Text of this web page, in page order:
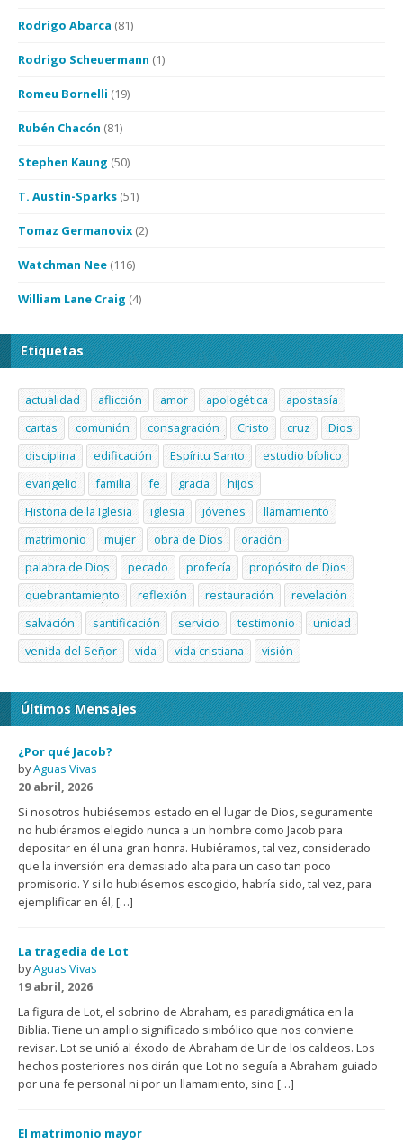
Rodrigo Abarca (81)
Rodrigo Scheuermann (1)
Romeu Bornelli (19)
Rubén Chacón (81)
Stephen Kaung (50)
T. Austin-Sparks (51)
Tomaz Germanovix (2)
Watchman Nee (116)
William Lane Craig (4)
Etiquetas
actualidad aflicción amor apologética
apostasía
cartas
comunión consagración Cristo cruz
Dios
disciplina
edificación Espíritu Santo
estudio bíblico
evangelio
familia fe gracia
hijos
Historia de la Iglesia
iglesia jóvenes
llamamiento
matrimonio
mujer obra de Dios
oración
palabra de Dios
pecado profecía
propósito de Dios
quebrantamiento
reflexión restauración
revelación
salvación
santificación servicio testimonio
unidad
venida del Señor
vida vida cristiana visión
Últimos Mensajes
¿Por qué Jacob?
byAguas Vivas
20 abril, 2026
Si nosotros hubiésemos estado en el lugar de Dios, seguramente
no hubiéramos elegido nunca a un hombre como Jacob para
depositar en él una gran honra. Hubiéramos, tal vez, considerado
que la inversión era demasiado alta para un caso tan poco
promisorio. Y si lo hubiésemos escogido, habría sido, tal vez, para
ejemplificar en él, […]
La tragedia de Lot
byAguas Vivas
19 abril, 2026
La figura de Lot, el sobrino de Abraham, es paradigmática en la
Biblia. Tiene un amplio significado simbólico que nos conviene
revisar. Lot se unió al éxodo de Abraham de Ur de los caldeos. Los
hechos posteriores nos dirán que Lot no seguía a Abraham guiado
por una fe personal ni por un llamamiento, sino […]
El matrimonio mayor